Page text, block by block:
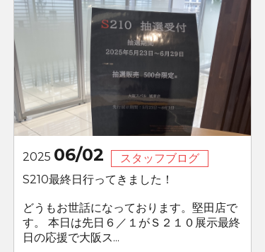
2025 06/02
スタッフブログ
S210最終日行ってきました！
どうもお世話になっております。堅田店で
す。 本日は先日６／１がＳ２１０展示最終
日の応援で大阪ス...